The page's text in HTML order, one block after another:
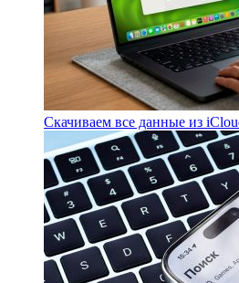
Скачиваем все данные из